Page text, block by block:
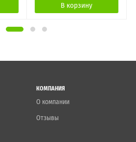
В корзину
КОМПАНИЯ
О компании
Отзывы